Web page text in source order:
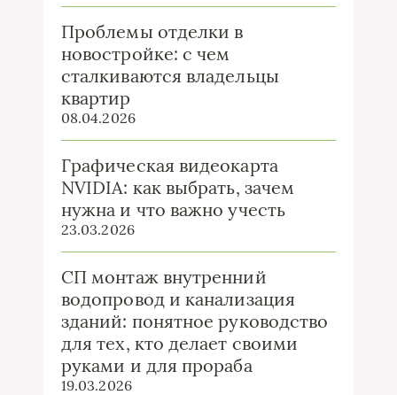
Проблемы отделки в
новостройке: с чем
сталкиваются владельцы
квартир
08.04.2026
Графическая видеокарта
NVIDIA: как выбрать, зачем
нужна и что важно учесть
23.03.2026
СП монтаж внутренний
водопровод и канализация
зданий: понятное руководство
для тех, кто делает своими
руками и для прораба
19.03.2026